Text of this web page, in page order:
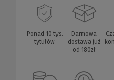
Ponad 10 tys.
tytułów
Darmowa
dostawa już
od 180zł